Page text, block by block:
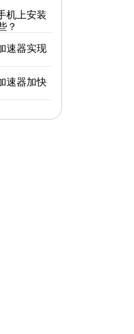
机上安装
？
速器实现
速器加快